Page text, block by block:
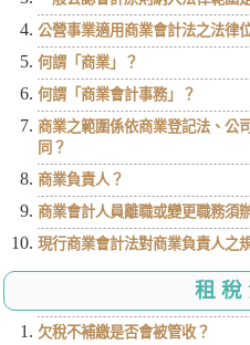
公營事業適用商業會計法之法律
何謂「商業」？
何謂「商業會計事務」？
商業之範圍係依商業登記法、公
同？
商業負責人？
商業會計人員離職或變更職務須
現行商業會計法對商業負責人之
租稅
欠稅不補繳是否會被管收？